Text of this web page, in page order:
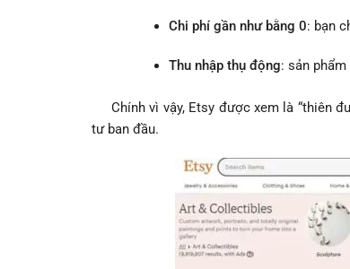
Chi phí gần như bằng 0: bạn
Thu nhập thụ động: sản
Chính vì vậy, Etsy được xem là “thiên
tư ban đầu.